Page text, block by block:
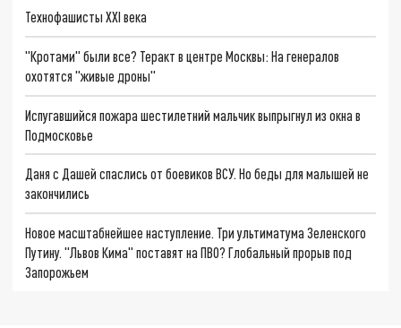
Технофашисты XXI века
"Кротами" были все? Теракт в центре Москвы: На генералов
охотятся "живые дроны"
Испугавшийся пожара шестилетний мальчик выпрыгнул из окна в
Подмосковье
Даня с Дашей спаслись от боевиков ВСУ. Но беды для малышей не
закончились
Новое масштабнейшее наступление. Три ультиматума Зеленского
Путину. "Львов Кима" поставят на ПВО? Глобальный прорыв под
Запорожьем